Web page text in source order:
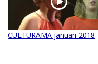
CULTURAMA januari 2018